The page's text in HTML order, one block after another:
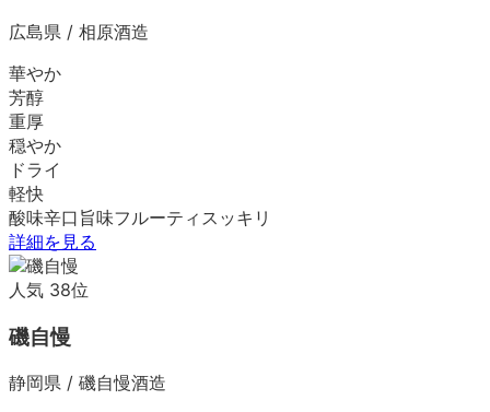
広島県 / 相原酒造
華やか
芳醇
重厚
穏やか
ドライ
軽快
酸味辛口 旨味フルーティ スッキリ
詳細を見る
人気 38位
磯自慢
静岡県 / 磯自慢酒造